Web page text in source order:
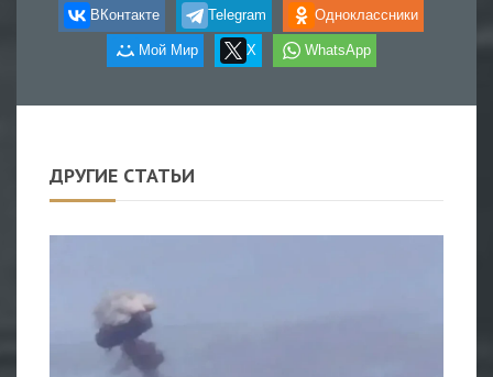
ВКонтакте Telegram Одноклассники
Мой Мир X WhatsApp
ДРУГИЕ СТАТЬИ